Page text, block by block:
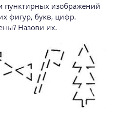
пунктирных изображений
фигур, букв, цифр.
Назови их.